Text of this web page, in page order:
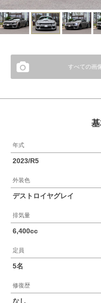
すべての画
年式
2023/R5
外装色
デストロイヤグレイ
排気量
6,400cc
定員
5名
修復歴
なし